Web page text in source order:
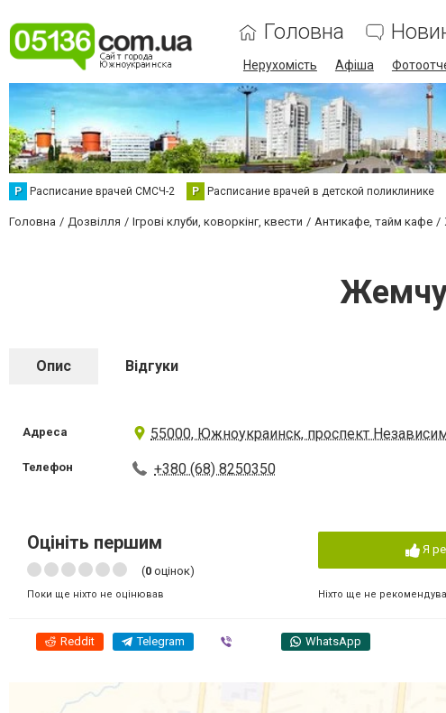
Головна
Нерухомість Афіша
Р Расписание врачей СМСЧ-2 Р Расписание врачей в детской поликлинике
Головна Дозвілля Ігрові клуби, коворкінг, квести Антикафе, тайм кафе
Опис Відгуки
Адреса 55000, Южноукраинск, проспект
Телефон +380 (68) 8250350
Оцініть першим
(0 оцінок)
Поки ще ніхто не оцінював
Я
Ніхто ще не
Reddit Telegram WhatsApp